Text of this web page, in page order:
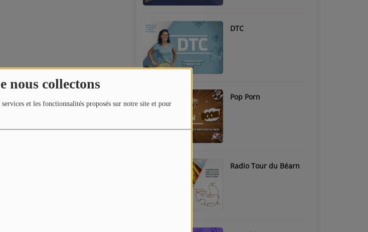
nous collectons
et les fonctionnalités proposés sur notre site et pour
DTC
Pop Porn
Radio Tour du Béarn